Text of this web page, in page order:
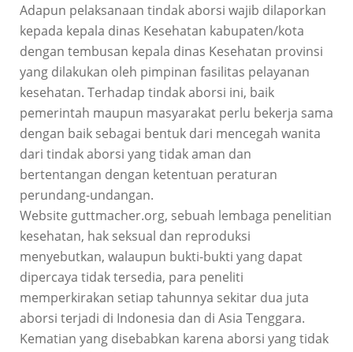
Adapun pelaksanaan tindak aborsi wajib dilaporkan
kepada kepala dinas Kesehatan kabupaten/kota
dengan tembusan kepala dinas Kesehatan provinsi
yang dilakukan oleh pimpinan fasilitas pelayanan
kesehatan. Terhadap tindak aborsi ini, baik
pemerintah maupun masyarakat perlu bekerja sama
dengan baik sebagai bentuk dari mencegah wanita
dari tindak aborsi yang tidak aman dan
bertentangan dengan ketentuan peraturan
perundang-undangan.
Website guttmacher.org, sebuah lembaga penelitian
kesehatan, hak seksual dan reproduksi
menyebutkan, walaupun bukti-bukti yang dapat
dipercaya tidak tersedia, para peneliti
memperkirakan setiap tahunnya sekitar dua juta
aborsi terjadi di Indonesia dan di Asia Tenggara.
Kematian yang disebabkan karena aborsi yang tidak